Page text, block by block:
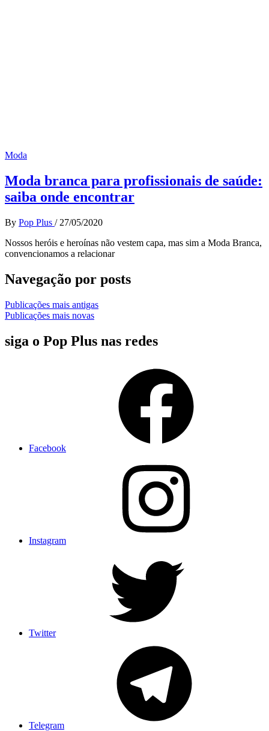
Moda
Moda branca para profissionais de saúde:
saiba onde encontrar
By Pop Plus / 27/05/2020
Nossos heróis e heroínas não vestem capa, mas sim a Moda Branca,
convencionamos a relacionar
Navegação por posts
Publicações mais antigas
Publicações mais novas
siga o Pop Plus nas redes
Facebook
Instagram
Twitter
Telegram